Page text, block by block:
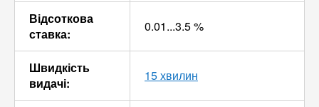
Відсоткова
ставка:
0.01...3.5 %
Швидкість
видачі:
15 хвилин